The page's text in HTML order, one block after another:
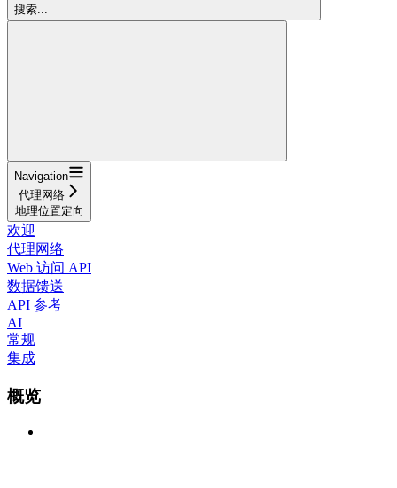
搜索...
Navigation
代理网络
地理位置定向
欢迎
代理网络
Web 访问 API
数据馈送
API 参考
AI
常规
集成
概览